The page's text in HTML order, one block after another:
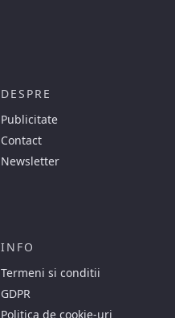
DESPRE
Publicitate
Contact
Newsletter
INFO
Termeni si conditii
GDPR
Politica de cookie-uri